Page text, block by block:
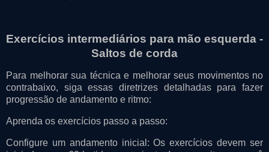
Exercícios intermediários para mão esquerda -
Saltos de corda
Para melhorar sua técnica e melhorar seus movimentos no
contrabaixo, siga essas diretrizes detalhadas para fazer
progressão de andamento e ritmo:
Aprenda os exercícios passo a passo:
Configure um andamento inicial: Os exercícios devem ser